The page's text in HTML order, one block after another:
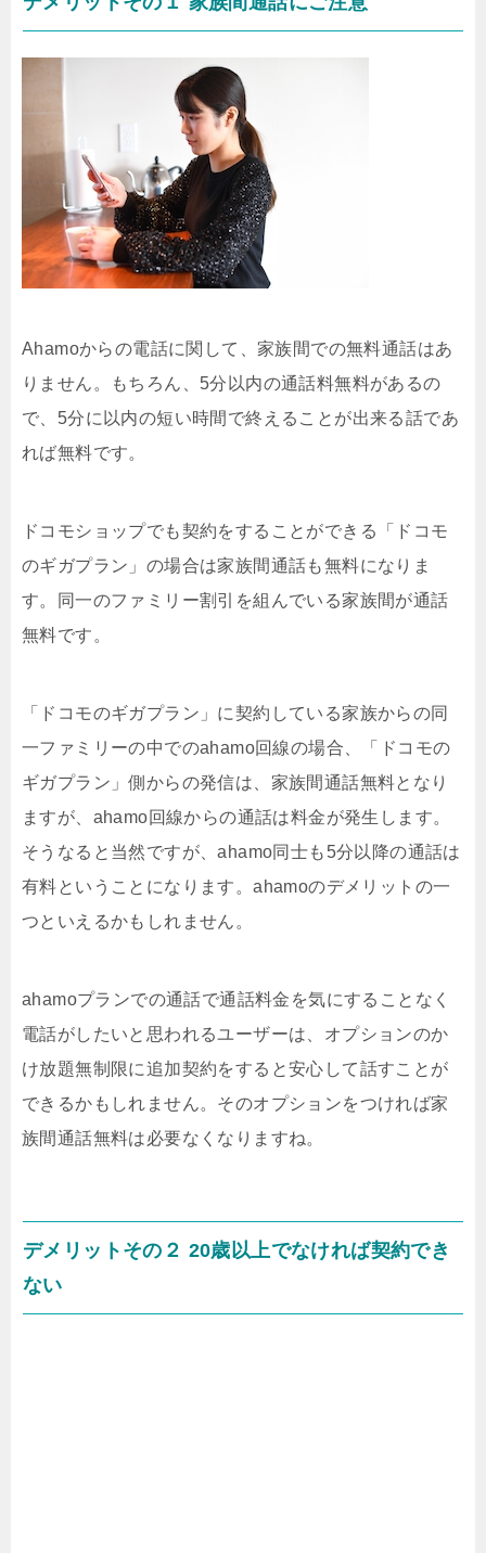
Ahamoからの電話に関して、家族間での無料通話はあ
りません。もちろん、5分以内の通話料無料があるの
で、5分に以内の短い時間で終えることが出来る話であ
れば無料です。
ドコモショップでも契約をすることができる「ドコモ
のギガプラン」の場合は家族間通話も無料になりま
す。同一のファミリー割引を組んでいる家族間が通話
無料です。
「ドコモのギガプラン」に契約している家族からの同
一ファミリーの中でのahamo回線の場合、「ドコモの
ギガプラン」側からの発信は、家族間通話無料となり
ますが、ahamo回線からの通話は料金が発生します。
そうなると当然ですが、ahamo同士も5分以降の通話は
有料ということになります。ahamoのデメリットの一
つといえるかもしれません。
ahamoプランでの通話で通話料金を気にすることなく
電話がしたいと思われるユーザーは、オプションのか
け放題無制限に追加契約をすると安心して話すことが
できるかもしれません。そのオプションをつければ家
族間通話無料は必要なくなりますね。
デメリットその２ 20歳以上でなければ契約でき
ない